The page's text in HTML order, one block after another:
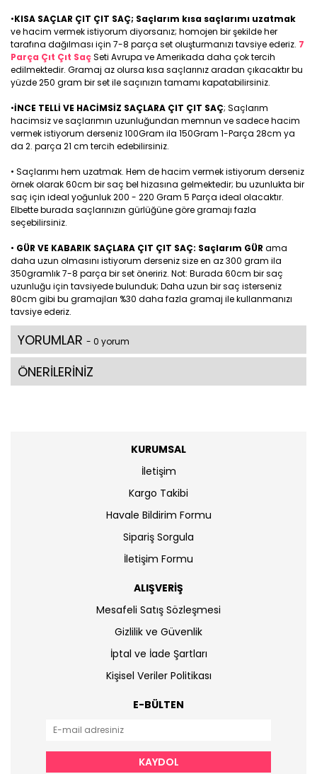
•KISA SAÇLAR ÇIT ÇIT SAÇ; Saçlarım kısa saçlarımı uzatmak
ve hacim vermek istiyorum diyorsanız; homojen bir şekilde her
tarafına dağılması için 7-8 parça set oluşturmanızı tavsiye ederiz. 7
Parça Çıt Çıt SaçSeti Avrupa ve Amerikada daha çok tercih
edilmektedir. Gramaj az olursa kısa saçlarınız aradan çıkacaktır bu
yüzde 250 gram bir set ile saçınızın tamamı kapatabilirsiniz.
•İNCE TELLİ VE HACİMSİZ SAÇLARA ÇIT ÇIT SAÇ; Saçlarım
hacimsiz ve saçlarımın uzunluğundan memnun ve sadece hacim
vermek istiyorum derseniz 100Gram ila 150Gram 1-Parça 28cm ya
da 2. parça 21 cm tercih edebilirsiniz.
• Saçlarımı hem uzatmak. Hem de hacim vermek istiyorum derseniz
örnek olarak 60cm bir saç bel hizasına gelmektedir; bu uzunlukta bir
saç için ideal yoğunluk 200 - 220 Gram 5 Parça ideal olacaktır.
Elbette burada saçlarınızın gürlüğüne göre gramajı fazla
seçebilirsiniz.
• GÜR VE KABARIK SAÇLARA ÇIT ÇIT SAÇ: Saçlarım GÜR ama
daha uzun olmasını istiyorum derseniz size en az 300 gram ila
350gramlık 7-8 parça bir set öneririz. Not: Burada 60cm bir saç
uzunluğu için tavsiyede bulunduk; Daha uzun bir saç isterseniz
80cm gibi bu gramajları %30 daha fazla gramaj ile kullanmanızı
tavsiye ederiz.
YORUMLAR - 0 yorum
ÖNERİLERİNİZ
KURUMSAL
İletişim
Kargo Takibi
Havale Bildirim Formu
Sipariş Sorgula
İletişim Formu
ALIŞVERİŞ
Mesafeli Satış Sözleşmesi
Gizlilik ve Güvenlik
İptal ve İade Şartları
Kişisel Veriler Politikası
E-BÜLTEN
KAYDOL